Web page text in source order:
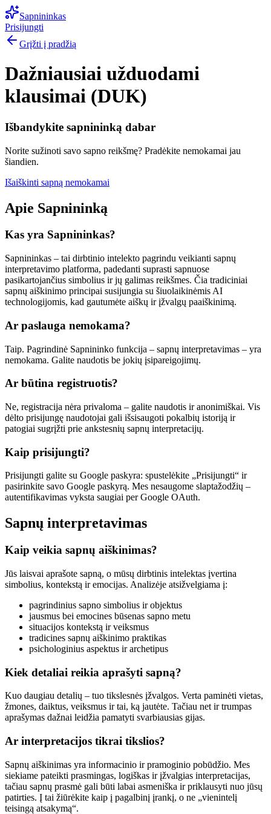
Sapnininkas
Prisijungti
Grįžti į pradžią
Dažniausiai užduodami
klausimai (DUK)
Išbandykite sapnininką dabar
Norite sužinoti savo sapno reikšmę? Pradėkite nemokamai jau
šiandien.
Išaiškinti sapną nemokamai
Apie Sapnininką
Kas yra Sapnininkas?
Sapnininkas – tai dirbtinio intelekto pagrindu veikianti sapnų
interpretavimo platforma, padedanti suprasti sapnuose
pasikartojančius simbolius ir jų galimas reikšmes. Čia tradiciniai
sapnų aiškinimo principai susijungia su šiuolaikinėmis AI
technologijomis, kad gautumėte aiškų ir įžvalgų paaiškinimą.
Ar paslauga nemokama?
Taip. Pagrindinė Sapnininko funkcija – sapnų interpretavimas – yra
nemokama. Galite naudotis be jokių įsipareigojimų.
Ar būtina registruotis?
Ne, registracija nėra privaloma – galite naudotis ir anonimiškai. Vis
dėlto prisijungę naudotojai gali išsisaugoti pokalbių istoriją ir
patogiai sugrįžti prie ankstesnių sapnų interpretacijų.
Kaip prisijungti?
Prisijungti galite su Google paskyra: spustelėkite „Prisijungti“ ir
pasirinkite savo Google paskyrą. Mes nesaugome slaptažodžių –
autentifikavimas vyksta saugiai per Google OAuth.
Sapnų interpretavimas
Kaip veikia sapnų aiškinimas?
Jūs laisvai aprašote sapną, o mūsų dirbtinis intelektas įvertina
simbolius, kontekstą ir emocijas. Analizėje atsižvelgiama į:
pagrindinius sapno simbolius ir objektus
jausmus bei emocines būsenas sapno metu
situacijos kontekstą ir veiksmus
tradicines sapnų aiškinimo praktikas
psichologinius aspektus ir archetipus
Kiek detaliai reikia aprašyti sapną?
Kuo daugiau detalių – tuo tikslesnės įžvalgos. Verta paminėti vietas,
žmones, daiktus, veiksmus ir tai, ką jautėte. Tačiau net ir trumpas
aprašymas dažnai leidžia pamatyti svarbiausias gijas.
Ar interpretacijos tikrai tikslios?
Sapnų aiškinimas yra informacinio ir pramoginio pobūdžio. Mes
siekiame pateikti prasmingas, logiškas ir įžvalgias interpretacijas,
tačiau sapnų prasmė gali būti labai asmeniška ir priklausyti nuo jūsų
patirties. Į tai žiūrėkite kaip į pagalbinį įrankį, o ne „vienintelį
teisingą atsakymą“.